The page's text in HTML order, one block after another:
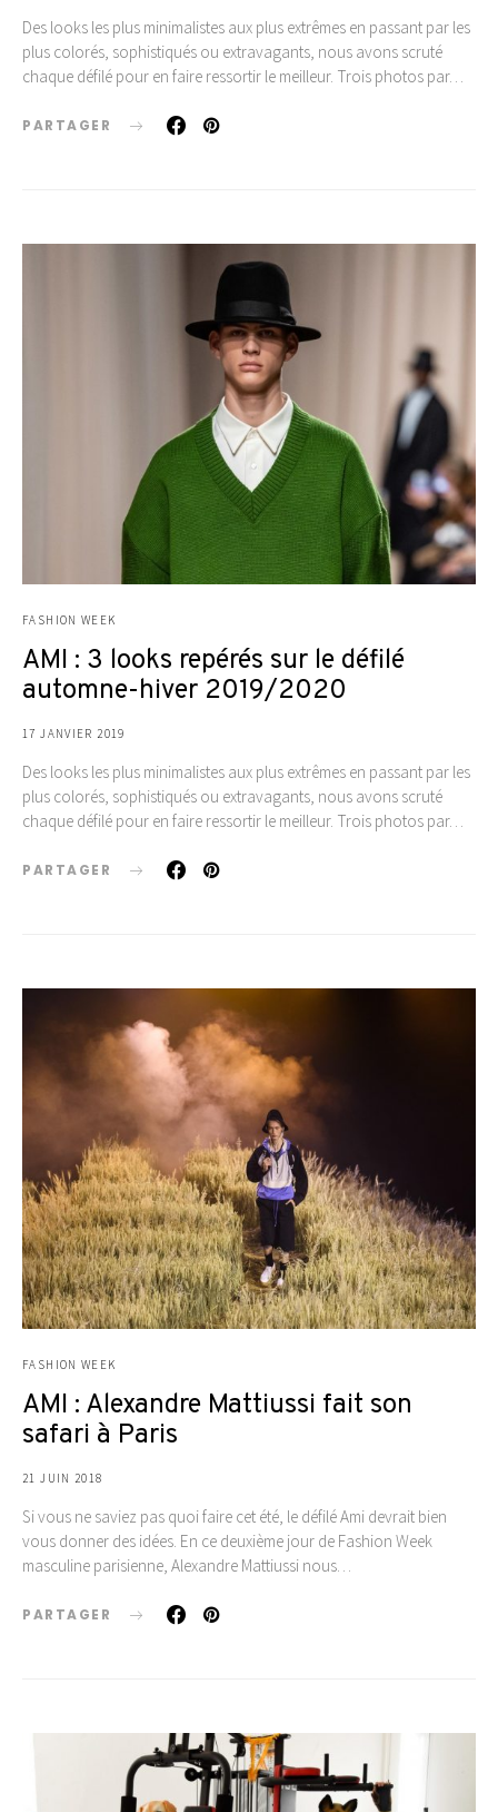
Des looks les plus minimalistes aux plus extrêmes en passant par les
plus colorés, sophistiqués ou extravagants, nous avons scruté
chaque défilé pour en faire ressortir le meilleur. Trois photos par…
PARTAGER
FASHION WEEK
AMI : 3 looks repérés sur le défilé
automne-hiver 2019/2020
17 JANVIER 2019
Des looks les plus minimalistes aux plus extrêmes en passant par les
plus colorés, sophistiqués ou extravagants, nous avons scruté
chaque défilé pour en faire ressortir le meilleur. Trois photos par…
PARTAGER
FASHION WEEK
AMI : Alexandre Mattiussi fait son
safari à Paris
21 JUIN 2018
Si vous ne saviez pas quoi faire cet été, le défilé Ami devrait bien
vous donner des idées. En ce deuxième jour de Fashion Week
masculine parisienne, Alexandre Mattiussi nous…
PARTAGER